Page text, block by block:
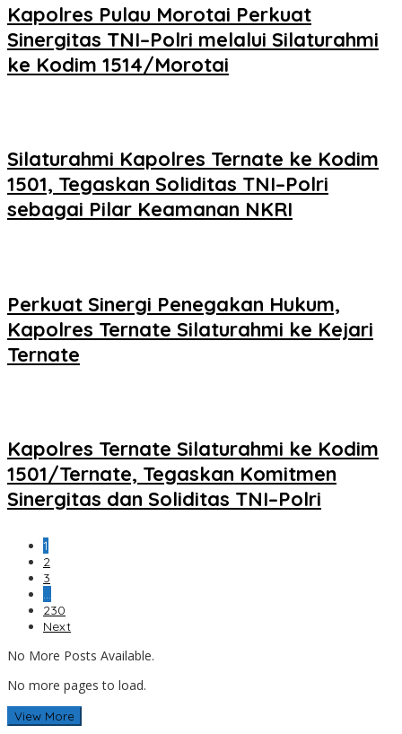
Kapolres Pulau Morotai Perkuat
Sinergitas TNI–Polri melalui Silaturahmi
ke Kodim 1514/Morotai
Silaturahmi Kapolres Ternate ke Kodim
1501, Tegaskan Soliditas TNI–Polri
sebagai Pilar Keamanan NKRI
Perkuat Sinergi Penegakan Hukum,
Kapolres Ternate Silaturahmi ke Kejari
Ternate
Kapolres Ternate Silaturahmi ke Kodim
1501/Ternate, Tegaskan Komitmen
Sinergitas dan Soliditas TNI–Polri
1
2
3
…
230
Next
No More Posts Available.
No more pages to load.
View More